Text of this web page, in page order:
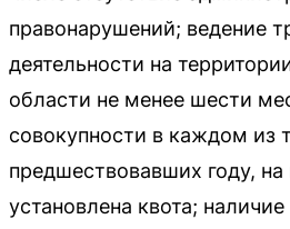
правонарушений; ведение
деятельности на
области не менее шести
совокупности в каждом из
предшествовавших году,
установлена квота;